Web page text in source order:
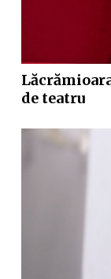
de teatru